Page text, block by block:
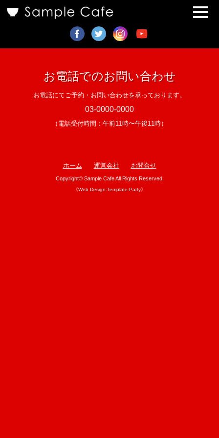
お電話でのお問い合わせ
お電話にてご予約・お問い合わせを承っております。
03-0000-0000
（電話受付時間：午前11時〜午後11時）
ホーム 運営会社 お問合せ
Copyright© Sample CafeAll Rights Reserved.
《Web Design:Template-Party》